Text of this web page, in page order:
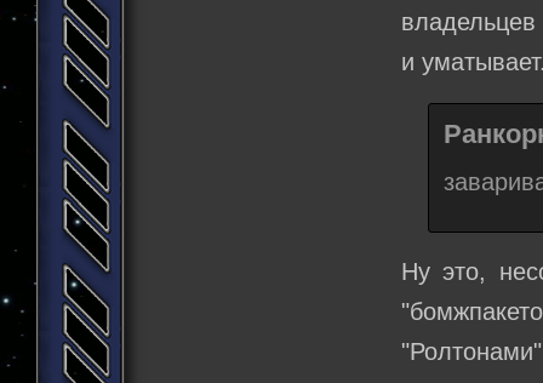
и
Ну это,